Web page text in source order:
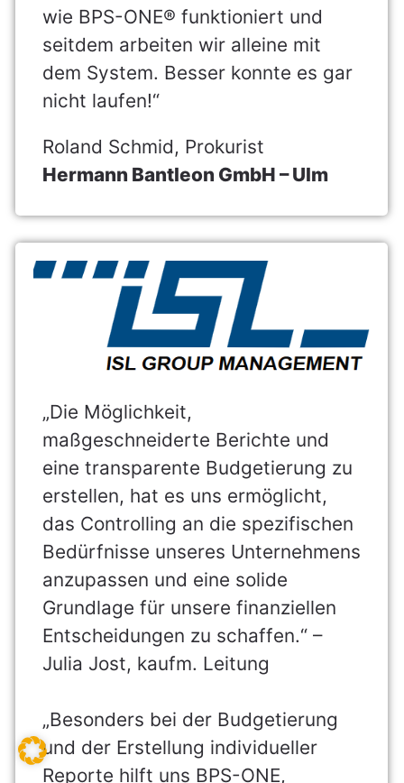
wie BPS-ONE® funktioniert und
seitdem arbeiten wir alleine mit
dem System. Besser konnte es gar
nicht laufen!“
Roland Schmid, Prokurist
Hermann Bantleon GmbH – Ulm
„Die Möglichkeit,
maßgeschneiderte Berichte und
eine transparente Budgetierung zu
erstellen, hat es uns ermöglicht,
das Controlling an die spezifischen
Bedürfnisse unseres Unternehmens
anzupassen und eine solide
Grundlage für unsere finanziellen
Entscheidungen zu schaffen.“ –
Julia Jost, kaufm. Leitung
„Besonders bei der Budgetierung
und der Erstellung individueller
Reporte hilft uns BPS-ONE,